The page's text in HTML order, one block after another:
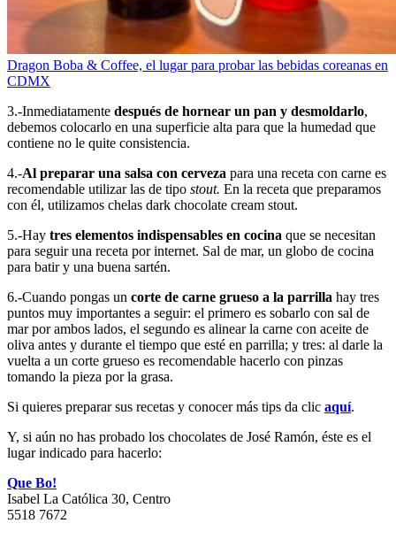
Dragon Boba & Coffee, el lugar para probar las bebidas coreanas en
CDMX
3.-Inmediatamente después de hornear un pan y desmoldarlo,
debemos colocarlo en una superficie alta para que la humedad que
contiene no le quite consistencia.
4.-Al preparar una salsa con cerveza para una receta con carne es
recomendable utilizar las de tipo stout. En la receta que preparamos
con él, utilizamos chelas dark chocolate cream stout.
5.-Hay tres elementos indispensables en cocina que se necesitan
para seguir una receta por internet. Sal de mar, un globo de cocina
para batir y una buena sartén.
6.-Cuando pongas un corte de carne grueso a la parrilla hay tres
puntos muy importantes a seguir: el primero es sobarlo con sal de
mar por ambos lados, el segundo es alinear la carne con aceite de
oliva antes y durante el tiempo que esté en parrilla; y tres: al darle la
vuelta a un corte grueso es recomendable hacerlo con pinzas
tomando la pieza por la grasa.
Si quieres preparar sus recetas y conocer más tips da clic aquí.
Y, si aún no has probado los chocolates de José Ramón, éste es el
lugar indicado para hacerlo:
Que Bo!
Isabel La Católica 30, Centro
5518 7672